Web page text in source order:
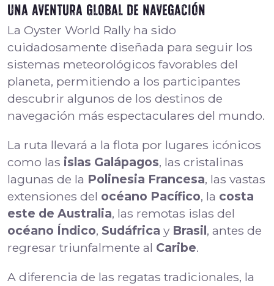
Una aventura global de navegación
La Oyster World Rally ha sido
cuidadosamente diseñada para seguir los
sistemas meteorológicos favorables del
planeta, permitiendo a los participantes
descubrir algunos de los destinos de
navegación más espectaculares del mundo.
La ruta llevará a la flota por lugares icónicos
como las islas Galápagos, las cristalinas
lagunas de la Polinesia Francesa, las vastas
extensiones del océano Pacífico, la costa
este de Australia, las remotas islas del
océano Índico, Sudáfrica y Brasil , antes de
regresar triunfalmente al Caribe.
A diferencia de las regatas tradicionales, la